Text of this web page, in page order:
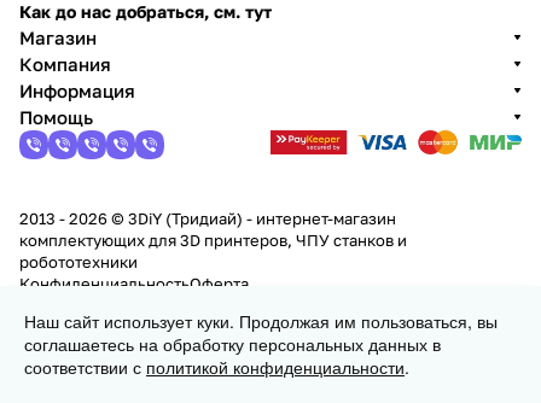
Заказать
Как до нас добраться, см. тут
Магазин
Компания
Информация
Помощь
2013 - 2026 © 3DiY (Тридиай) - интернет-магазин
комплектующих для 3D принтеров, ЧПУ станков и
робототехники
КонфиденциальностьОферта
Наш сайт использует куки. Продолжая им пользоваться, вы
соглашаетесь на обработку персональных данных в
соответствии с политикой конфиденциальности.